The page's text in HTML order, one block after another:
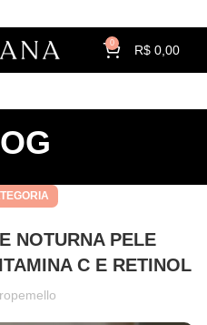
0 R$ 0,00
NOTURNA PELE
C E RETINOL